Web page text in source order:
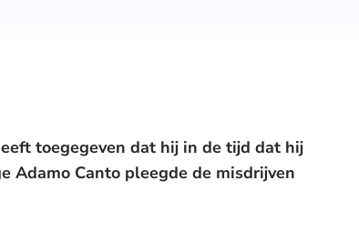
toegegeven dat hij in de tijd dat hij
Adamo Canto pleegde de misdrijven